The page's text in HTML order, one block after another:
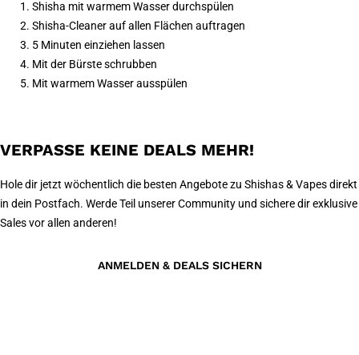
Shisha mit warmem Wasser durchspülen
Shisha-Cleaner auf allen Flächen auftragen
5 Minuten einziehen lassen
Mit der Bürste schrubben
Mit warmem Wasser ausspülen
VERPASSE KEINE DEALS MEHR!
Hole dir jetzt wöchentlich die besten Angebote zu Shishas & Vapes direkt
in dein Postfach. Werde Teil unserer Community und sichere dir exklusive
Sales vor allen anderen!
ANMELDEN & DEALS SICHERN